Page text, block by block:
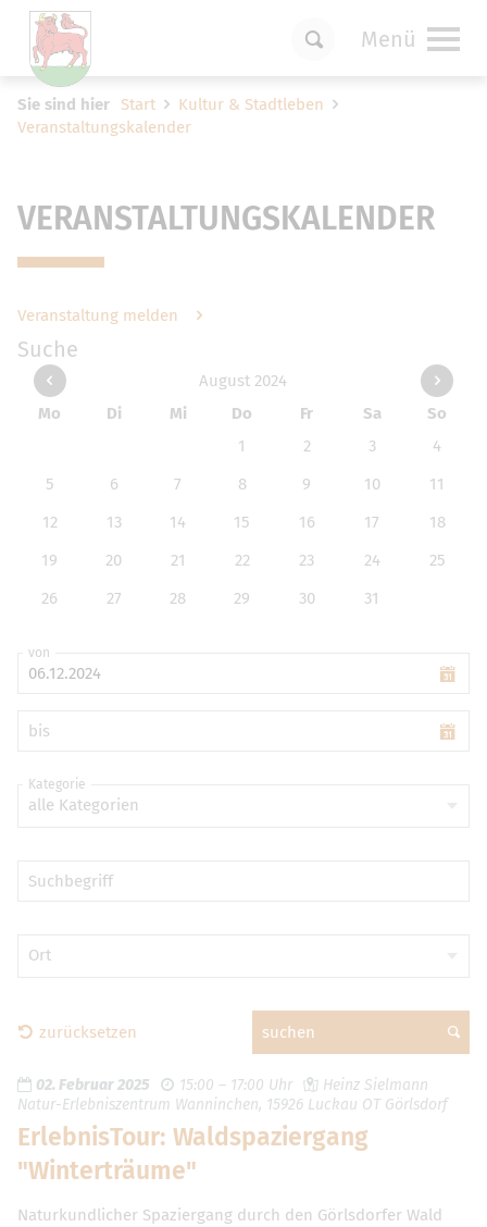
Menü
Sie sind hier Start
Kultur & Stadtleben
Veranstaltungskalender
VERANSTALTUNGSKALENDER
Veranstaltung melden
Suche
August 2024
Mo
Di Mi Do Fr Sa
So
1
2 3
4
5
6 7 8 9 10
11
12
13 14 15 16 17
18
19
20 21 22 23 24
25
26
27 28 29 30 31
von
bis
alle Kategorien
Kategorie
Suchbegriff
Ort
zurücksetzen suchen
02. Februar 2025 15:00 – 17:00 Uhr
Heinz Sielmann
Natur-Erlebniszentrum Wanninchen, 15926 Luckau OT Görlsdorf
ErlebnisTour: Waldspaziergang
"Winterträume"
Naturkundlicher Spaziergang durch den Görlsdorfer Wald
vornehmen zu können wird die Berechtigung
fürfunktionale Cookies